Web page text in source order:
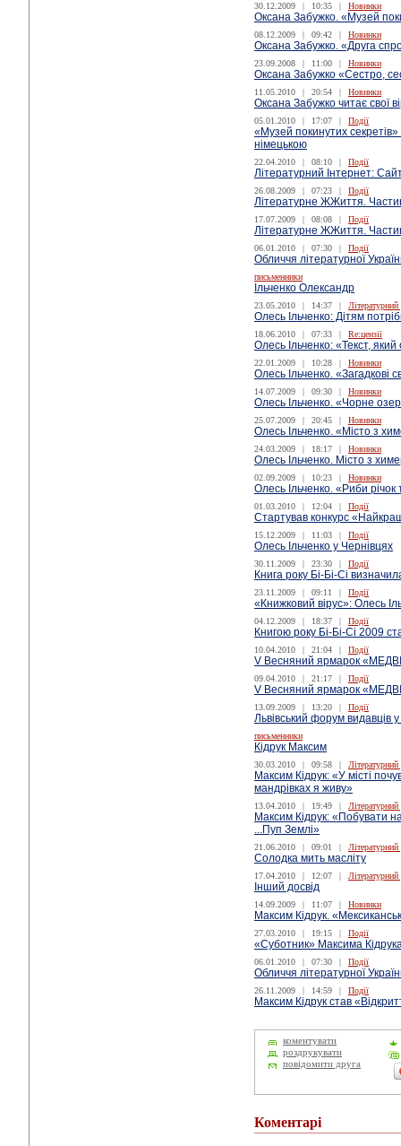
30.12.2009 | 10:35 | Новинки
Оксана Забужко. «Музей
08.12.2009 | 09:42 | Новинки
Оксана Забужко. «Друга
23.09.2008 | 11:00 | Новинки
Оксана Забужко «Сестро,
11.05.2010 | 20:54 | Новинки
Оксана Забужко читає свої
05.01.2010 | 17:07 | Події
«Музей покинутих
німецькою
22.04.2010 | 08:10 | Події
Літературний Інтернет:
26.08.2009 | 07:23 | Події
Літературне ЖЖиття.
17.07.2009 | 08:08 | Події
Літературне ЖЖиття.
06.01.2010 | 07:30 | Події
Обличчя літературної
письменники
Ільченко Олександр
23.05.2010 | 14:37 |
Олесь Ільченко: Дітям
18.06.2010 | 07:33 | Re:цензії
Олесь Ільченко: «Текст,
22.01.2009 | 10:28 | Новинки
Олесь Ільченко. «Загадкові
14.07.2009 | 09:30 | Новинки
Олесь Ільченко. «Чорне
25.07.2009 | 20:45 | Новинки
Олесь Ільченко. «Місто з
24.03.2009 | 18:17 | Новинки
Олесь Ільченко. Місто з
02.09.2009 | 10:23 | Новинки
Олесь Ільченко. «Риби річок
01.03.2010 | 12:04 | Події
Стартував конкурс
15.12.2009 | 11:03 | Події
Олесь Ільченко у Чернівцях
30.11.2009 | 23:30 | Події
Книга року Бі-Бі-Сі
23.11.2009 | 09:11 | Події
«Книжковий вірус»: Олесь
04.12.2009 | 18:37 | Події
Книгою року Бі-Бі-Сі 2009
10.04.2010 | 21:04 | Події
V Весняний ярмарок
09.04.2010 | 21:17 | Події
V Весняний ярмарок
13.09.2009 | 13:20 | Події
Львівський форум видавців
письменники
Кідрук Максим
30.03.2010 | 09:58 |
Максим Кідрук: «У місті
мандрівках я живу»
13.04.2010 | 19:49 |
Максим Кідрук: «Побувати
...Пуп Землі»
21.06.2010 | 09:01 |
Солодка мить масліту
17.04.2010 | 12:07 |
Інший досвід
14.09.2009 | 11:07 | Новинки
Максим Кідрук.
27.03.2010 | 19:15 | Події
«Суботник» Максима
06.01.2010 | 07:30 | Події
Обличчя літературної
26.11.2009 | 14:59 | Події
Максим Кідрук став
коментувати
роздрукувати
повідомити друга
Коментарі